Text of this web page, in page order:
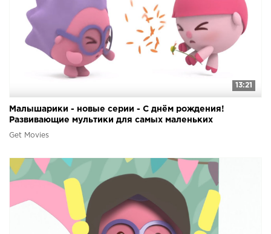
13:21
Малышарики - новые серии - С днём рождения!
Развивающие мультики для самых маленьких
Get Movies